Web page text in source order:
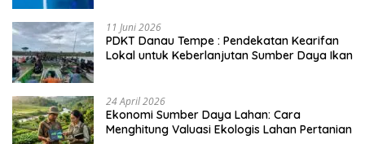
11 Juni 2026
PDKT Danau Tempe : Pendekatan Kearifan
Lokal untuk Keberlanjutan Sumber Daya Ikan
24 April 2026
Ekonomi Sumber Daya Lahan: Cara
Menghitung Valuasi Ekologis Lahan Pertanian